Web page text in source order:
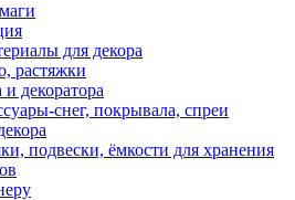
для декора
растяжки
декоратора
снег, покрывала, спреи
подвески, ёмкости для хранения